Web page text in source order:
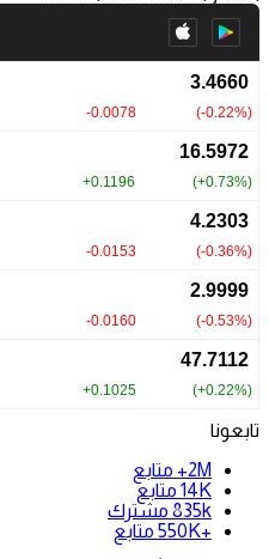
تابعونا
2M+
متابع
14K متابع
835k مشترك
+550K
متابع